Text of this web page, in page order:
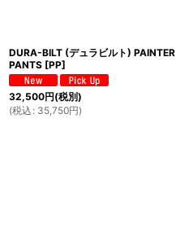
DURA-BILT (デュラビルト) PAINTER
PANTS [PP]
32,500円(税別)
(税込 : 35,750円)